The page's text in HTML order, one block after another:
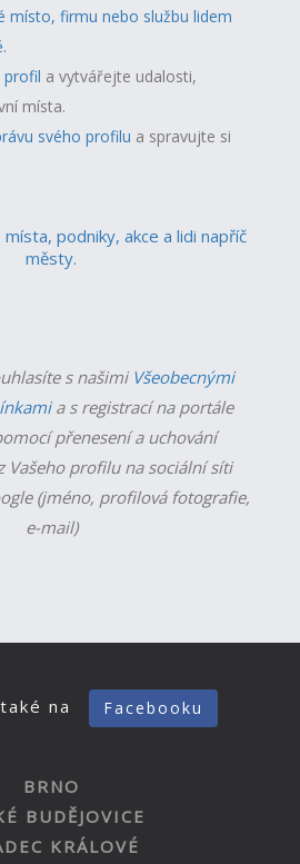
místo, firmu nebo službu lidem
profil a vytvářejte udalosti,
místa.
svého profilu a spravujte si
podniky, akce a lidi napříč
městy.
s našimi Všeobecnými
a s registrací na portále
přenesení a uchování
Vašeho profilu na sociální síti
(jméno, profilová fotografie,
e-mail)
na Facebooku
BRNO
BUDĚJOVICE
KRÁLOVÉ